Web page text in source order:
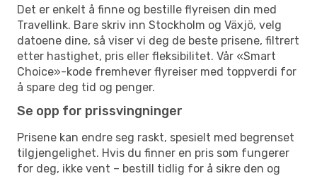
Det er enkelt å finne og bestille flyreisen din med
Travellink. Bare skriv inn Stockholm og Växjö, velg
datoene dine, så viser vi deg de beste prisene, filtrert
etter hastighet, pris eller fleksibilitet. Vår «Smart
Choice»-kode fremhever flyreiser med toppverdi for
å spare deg tid og penger.
Se opp for prissvingninger
Prisene kan endre seg raskt, spesielt med begrenset
tilgjengelighet. Hvis du finner en pris som fungerer
for deg, ikke vent – bestill tidlig for å sikre den og